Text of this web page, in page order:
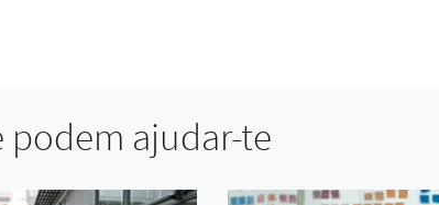
podem ajudar-te